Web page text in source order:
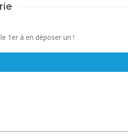
1er à en déposer un !